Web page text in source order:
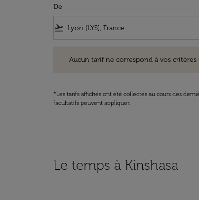
De
flight_takeoff
Aucun tarif ne correspond à vos critères
*Les tarifs affichés ont été collectés au cours des
facultatifs peuvent appliquer.
Le temps à Kinshasa